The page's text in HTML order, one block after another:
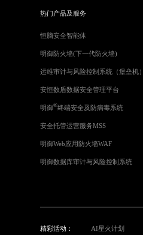
热门产品及服务
恒脑安全智能体
明御防火墙(下一代防火墙)
运维审计与风险控制系统（堡垒机）
安恒数盾数据安全管理平台
明御®终端安全及防病毒系统
安全托管运营服务MSS
明御Web应用防火墙WAF
明御数据库审计与风险控制系统
精彩活动： AI星火计划